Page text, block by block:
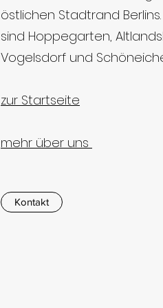
östlichen Stadtrand Berlins
sind Hoppegarten,
Vogelsdorf und
zur Startseite
mehr über uns
Kontakt